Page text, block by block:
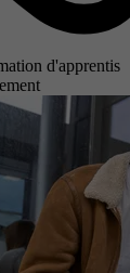
d'apprentis